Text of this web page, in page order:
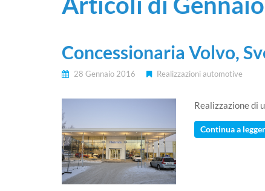
Concessionaria Volvo,
28 Gennaio 2016 Realizzazioni automotive
Realizzazione di
Continua a